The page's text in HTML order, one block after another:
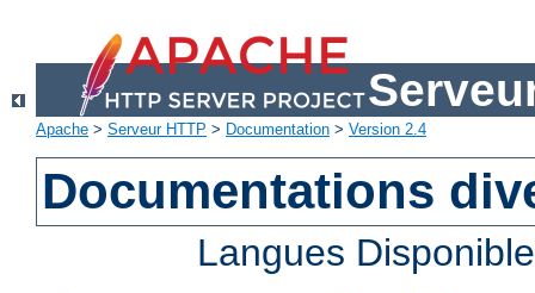
Apache > Serveur HTTP > Documentation > Version 2.4
Documentations
Langues